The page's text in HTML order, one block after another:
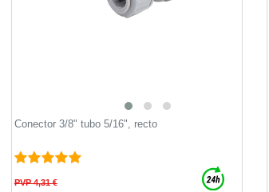
Conector 3/8" tubo 5/16", recto
PVP 4,31 €